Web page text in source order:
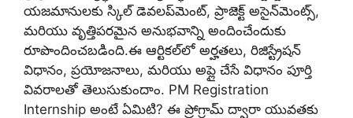
యజమానులకు స్కిల్ డెవలప్‌మెంట్, ప్రాజెక్ట్ అసైన్‌మెంట్స్,
మరియు వృత్తిపరమైన అనుభవాన్ని అందించేందుకు
రూపొందించబడింది.ఈ ఆర్టికల్‌లో అర్హతలు, రిజిస్ట్రేషన్
విధానం, ప్రయోజనాలు, మరియు అప్లై చేసే విధానం పూర్తి
వివరాలతో తెలుసుకుందాం. PM Registration
Internship అంటే ఏమిటి? ఈ ప్రోగ్రామ్‌ ద్వారా యువతకు